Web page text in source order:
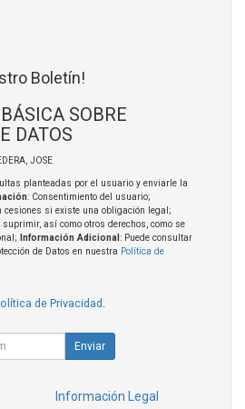
Boletín!
SOBRE
DATOS
JOSE
planteadas por el usuario y enviarle la
: Consentimiento del usuario;
cesiones si existe una obligación legal;
suprimir, así como otros derechos, como se
Información Adicional : Puede consultar
de Datos en nuestra Política de
de Privacidad
Enviar
Información Legal